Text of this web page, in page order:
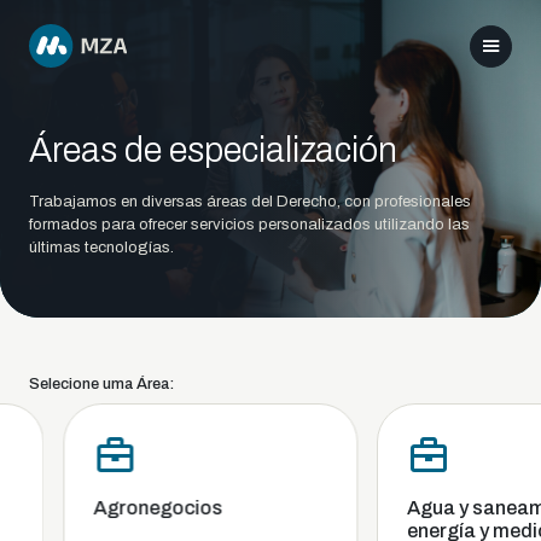
Áreas de especialización
Trabajamos en diversas áreas del Derecho, con profesionales
formados para ofrecer servicios personalizados utilizando las
últimas tecnologías.
Selecione uma Área:
Agronegocios
Agua y
energía y